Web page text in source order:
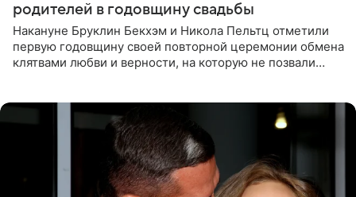
родителей в годовщину свадьбы
Накануне Бруклин Бекхэм и Никола Пельтц отметили
первую годовщину своей повторной церемонии обмена
клятвами любви и верности, на которую не позвали